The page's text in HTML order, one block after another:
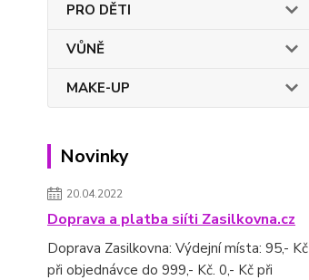
PRO DĚTI
VŮNĚ
MAKE-UP
Novinky
20.04.2022
Doprava a platba siíti Zasilkovna.cz
Doprava Zasilkovna: Výdejní místa: 95,- Kč
při objednávce do 999,- Kč. 0,- Kč při